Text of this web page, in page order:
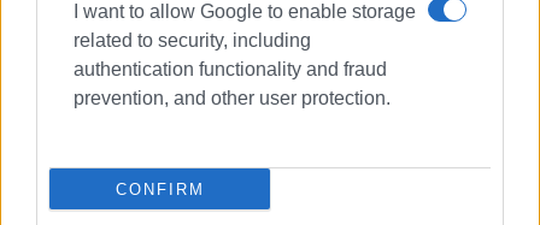
I want to allow Google to enable storage
related to security, including
authentication functionality and fraud
prevention, and other user protection.
CONFIRM
Ιστορίες για μικρά και μεγάλα
παιδιά με μουσική
χριστουγεννιάτικες ιστορίες στο